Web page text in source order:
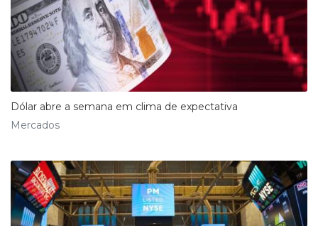
Dólar abre a semana em clima de expectativa
Mercados